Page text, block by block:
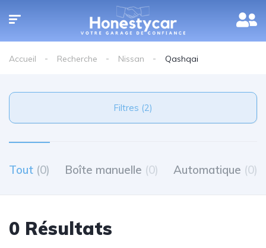
Accueil Recherche Nissan Qashqai
Filtres (2)
Tout (0) Boîte manuelle (0) Automatique (0)
0 Résultats